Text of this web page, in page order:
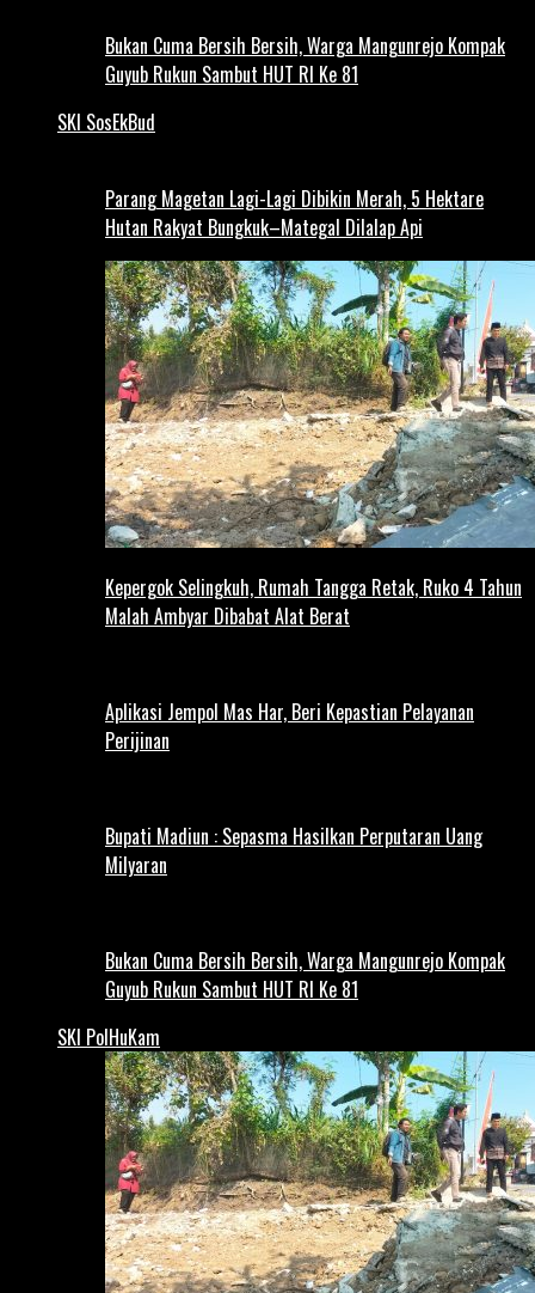
Bukan Cuma Bersih Bersih, Warga Mangunrejo Kompak
Guyub Rukun Sambut HUT RI Ke 81
SKI SosEkBud
Parang Magetan Lagi-Lagi Dibikin Merah, 5 Hektare
Hutan Rakyat Bungkuk–Mategal Dilalap Api
Kepergok Selingkuh, Rumah Tangga Retak, Ruko 4 Tahun
Malah Ambyar Dibabat Alat Berat
Aplikasi Jempol Mas Har, Beri Kepastian Pelayanan
Perijinan
Bupati Madiun : Sepasma Hasilkan Perputaran Uang
Milyaran
Bukan Cuma Bersih Bersih, Warga Mangunrejo Kompak
Guyub Rukun Sambut HUT RI Ke 81
SKI PolHuKam